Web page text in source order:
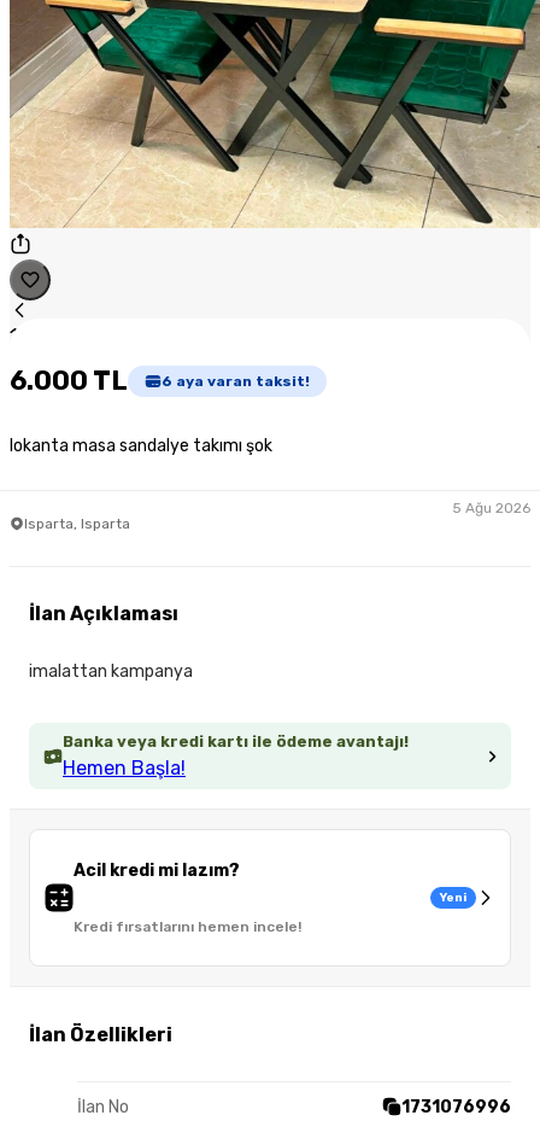
1
6.000 TL 6 aya varan taksit!
lokanta masa sandalye takımı şok
Isparta, Isparta
5 Ağu 2026
Banka veya kredi kartı ile ödeme avantajı!
Hemen Başla!
Acil kredi mi lazım?
Kredi fırsatlarını hemen incele!
Yeni
İlan Özellikleri
İlan No 1731076996
İlan Açıklaması
imalattan kampanya